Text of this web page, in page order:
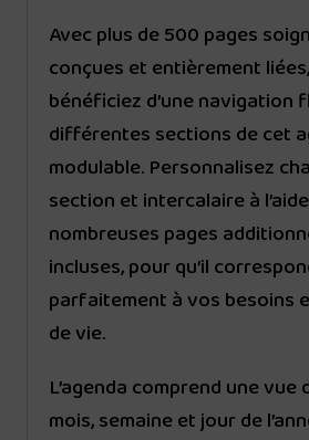
Avec plus de 500 pages
conçues et entièrement
bénéficiez d’une navigation
différentes sections de cet
modulable. Personnalisez
section et intercalaire à
nombreuses pages
incluses, pour qu’il
parfaitement à vos besoins
de vie.
L’agenda comprend une vue
mois, semaine et jour de